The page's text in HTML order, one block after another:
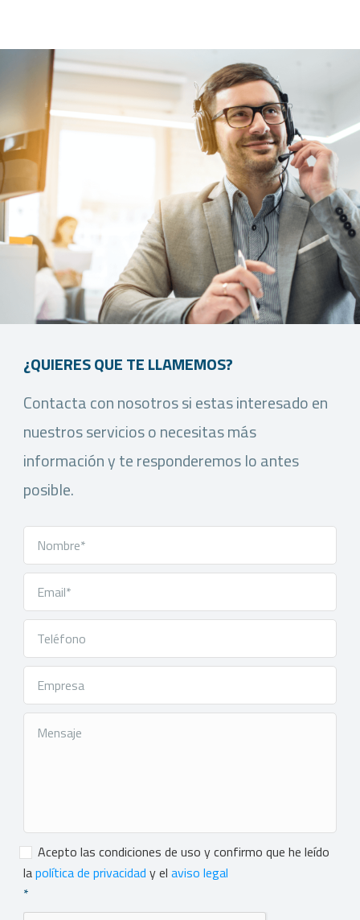
¿QUIERES QUE TE LLAMEMOS?
Contacta con nosotros si estas interesado en
nuestros servicios o necesitas más
información y te responderemos lo antes
posible.
Consentimiento*
Acepto las condiciones de uso y confirmo que he leído
lapolítica de privacidad y el aviso legal
*